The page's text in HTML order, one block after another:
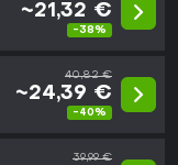
~21,32 €
-38%
40,82 €
~24,39 €
-40%
39,99 €